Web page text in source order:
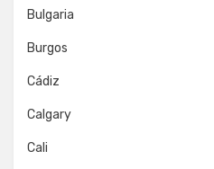
Bulgaria
Burgos
Cádiz
Calgary
Cali